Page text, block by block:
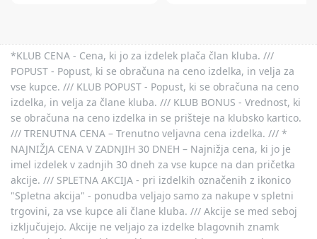
*KLUB CENA - Cena, ki jo za izdelek plača član kluba. ///
POPUST - Popust, ki se obračuna na ceno izdelka, in velja za
vse kupce. /// KLUB POPUST - Popust, ki se obračuna na ceno
izdelka, in velja za člane kluba. /// KLUB BONUS - Vrednost, ki
se obračuna na ceno izdelka in se prišteje na klubsko kartico.
/// TRENUTNA CENA – Trenutno veljavna cena izdelka. /// *
NAJNIŽJA CENA V ZADNJIH 30 DNEH – Najnižja cena, ki jo je
imel izdelek v zadnjih 30 dneh za vse kupce na dan pričetka
akcije. /// SPLETNA AKCIJA - pri izdelkih označenih z ikonico
"Spletna akcija" - ponudba veljajo samo za nakupe v spletni
trgovini, za vse kupce ali člane kluba. /// Akcije se med seboj
izključujejo. Akcije ne veljajo za izdelke blagovnih znamk